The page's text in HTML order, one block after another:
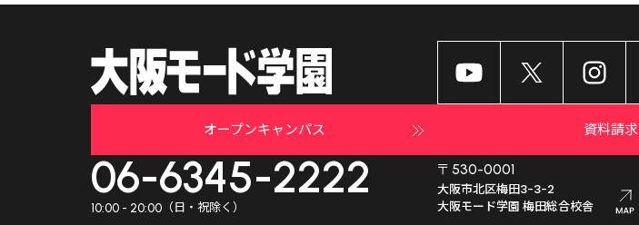
オープンキャンパス 資料請求
06-6345-2222
10:00 - 20:00 （日・祝除く）
〒530-0001
大阪市北区梅田3-3-2
大阪モード学園 梅田総合校舎